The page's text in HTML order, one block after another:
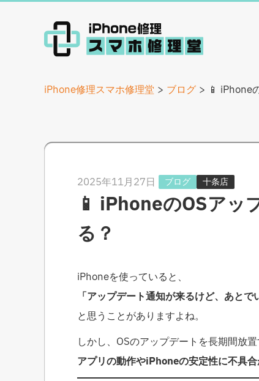
iPhone修理スマホ修理堂 ブログ 📱 iPhone
2025年11月27日 ブログ 十条店
📱 iPhoneのOSアッ
る？
iPhoneを使っていると、
「アップデート通知が来るけど、あとで
と思うことがありますよね。
しかし、OSのアップデートを長期間放置
アプリの動作やiPhoneの安定性に不具